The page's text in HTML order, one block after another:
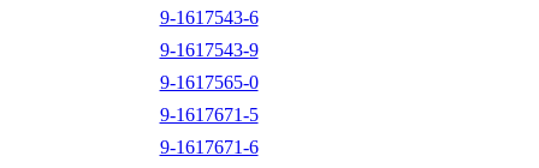
9-1617543-6
9-1617543-9
9-1617565-0
9-1617671-5
9-1617671-6